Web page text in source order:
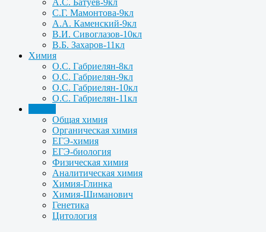
А.С. Батуев-9кл
С.Г. Мамонтова-9кл
А.А. Каменский-9кл
В.И. Сивоглазов-10кл
В.Б. Захаров-11кл
Химия
О.С. Габриелян-8кл
О.С. Габриелян-9кл
О.С. Габриелян-10кл
О.С. Габриелян-11кл
Общая химия
Органическая химия
ЕГЭ-химия
ЕГЭ-биология
Физическая химия
Аналитическая химия
Химия-Глинка
Химия-Шиманович
Генетика
Цитология